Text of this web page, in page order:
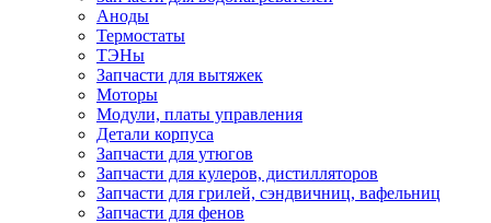
Аноды
Термостаты
ТЭНы
Запчасти для вытяжек
Моторы
Модули, платы управления
Детали корпуса
Запчасти для утюгов
Запчасти для кулеров, дистилляторов
Запчасти для грилей, сэндвичниц, вафельниц
Запчасти для фенов